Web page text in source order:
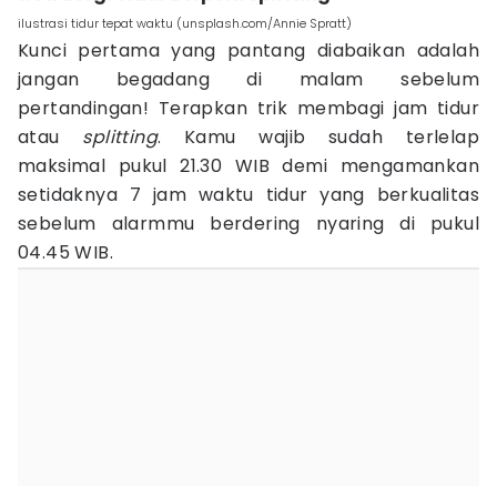
ilustrasi tidur tepat waktu (unsplash.com/Annie Spratt)
Kunci pertama yang pantang diabaikan adalah
jangan begadang di malam sebelum
pertandingan! Terapkan trik membagi jam tidur
atau splitting. Kamu wajib sudah terlelap
maksimal pukul 21.30 WIB demi mengamankan
setidaknya 7 jam waktu tidur yang berkualitas
sebelum alarmmu berdering nyaring di pukul
04.45 WIB.